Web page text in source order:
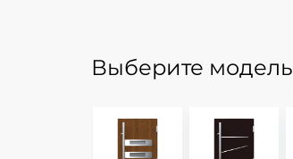
Выберите модель